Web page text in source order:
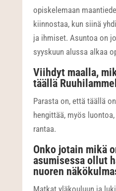
opiskelemaan
kiinnostaa, kun siinä
ja ihmiset. Asuntoa on
syyskuun alussa alkaa
Viihdyt maalla,
täällä
Parasta on, että täällä
hengittää, myös
rantaa.
Onko jotain mikä
asumisessa ollut
nuoren